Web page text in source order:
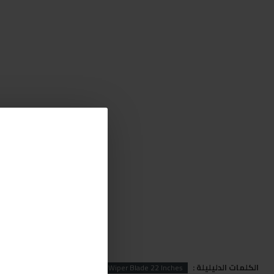
الكلمات الدليليلة : BOSCH Aerofit Wiper Blade 22 Inches